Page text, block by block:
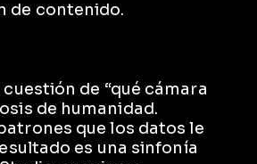
de contenido.
de “qué cámara
de humanidad.
que los datos le
es una sinfonía